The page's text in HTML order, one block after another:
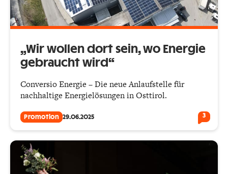
„Wir wollen dort sein, wo Energie
gebraucht wird“
Conversio Energie – Die neue Anlaufstelle für
nachhaltige Energielösungen in Osttirol.
Promotion 29.06.2025 3